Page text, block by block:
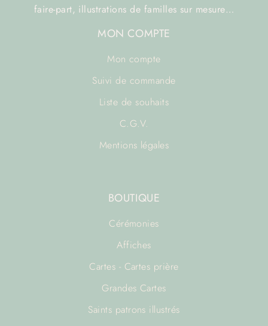
faire-part, illustrations de familles sur mesure…
MON COMPTE
Mon compte
Suivi de commande
Liste de souhaits
C.G.V.
Mentions légales
BOUTIQUE
Cérémonies
Affiches
Cartes - Cartes prière
Grandes Cartes
Saints patrons illustrés